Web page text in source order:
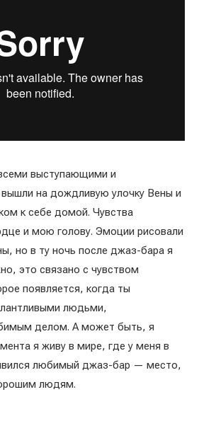
выступающими и
на дождливую улочку Вены и
к себе домой. Чувства
и мою голову. Эмоции рисовали
но в ту ночь после джаз-бара я
это связано с чувством
появляется, когда ты
людьми,
делом. А может быть, я
я живу в мире, где у меня в
любимый джаз-бар — место,
людям.